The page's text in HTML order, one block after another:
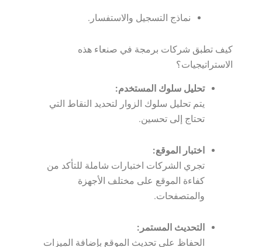
نماذج التسجيل والاستفسار.
كيف تطبق شركات برمجة في صنعاء هذه
الاستراتيجيات؟
تحليل سلوك المستخدم:
يتم تحليل سلوك الزوار لتحديد النقاط التي
تحتاج إلى تحسين.
اختبار الموقع:
تجري الشركات اختبارات شاملة للتأكد من
كفاءة الموقع على مختلف الأجهزة
والمتصفحات.
التحديث المستمر:
الحفاظ على تحديث الموقع بإضافة الميزات